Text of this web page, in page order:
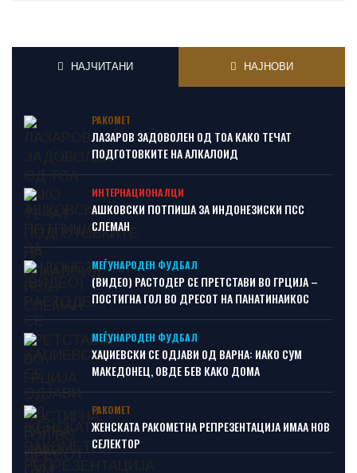
НАЈЧИТАНИ НАЈНОВИ
РАКОМЕТ
ЛАЗАРОВ ЗАДОВОЛЕН ОД ТОА КАКО ТЕЧАТ
ПОДГОТОВКИТЕ НА АЛКАЛОИД
ИНТЕРНАЦИОНАЛЦИ
АШКОВСКИ ПОТПИША ЗА ИНДОНЕЗИСКИ ПСС
СЛЕМАН
МЕЃУНАРОДЕН ФУДБАЛ
(ВИДЕО) РАСТОДЕР СЕ ПРЕТСТАВИ ВО ГРЦИЈА –
ПОСТИГНА ГОЛ ВО ДРЕСОТ НА ПАНАТИНАИКОС
МЕЃУНАРОДЕН ФУДБАЛ
ХАЏИЕВСКИ СЕ ОДЈАВИ ОД ВАРНА: ИАКО СУМ
МАКЕДОНЕЦ, ОВДЕ БЕВ КАКО ДОМА
РАКОМЕТ
ЖЕНСКАТА РАКОМЕТНА РЕПРЕЗЕНТАЦИЈА ИМАА НОВ
СЕЛЕКТОР